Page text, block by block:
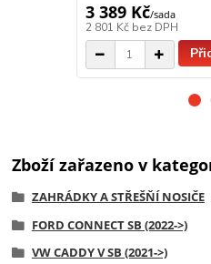
3 389 Kč/sada
2 801 Kč bez DPH
Zboží zařazeno v
ZAHRÁDKY A STŘEŠŇÍ NOSIČE
FORD CONNECT SB (2022->)
VW CADDY V SB (2021->)